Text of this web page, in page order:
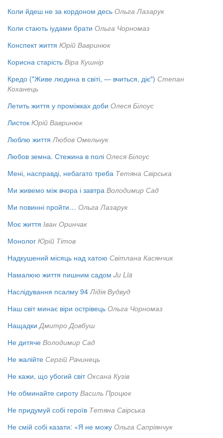
Коли йдеш не за кордоном десь Ольга Лазарук
Коли стають іудами брати Ольга Чорномаз
Конспект життя Юрій Вавринюк
Корисна старість Віра Кушнір
Кредо ("Живе людина в світі, — вчиться, діє") Степан
Коханець
Летить життя у проміжках доби Олеся Білоус
Листок Юрій Вавринюк
Люблю життя Любов Омельчук
Любов земна. Стежина в полі Олеся Білоус
Мені, насправді, небагато треба Тетяна Свірська
Ми живемо між вчора і завтра Володимир Сад
Ми повинні пройти… Ольга Лазарук
Моє життя Іван Оринчак
Монолог Юрій Тітов
Надкушений місяць над хатою Світлана Касянчик
Намалюю життя пишним садом Ju Lia
Наслідування псалму 94 Лідія Вудвуд
Наш світ минає віри острівець Ольга Чорномаз
Нащадки Дмитро Довбуш
Не дитяче Володимир Сад
Не жалійте Сергій Рачинець
Не кажи, що убогий світ Оксана Кузів
Не обминайте сироту Василь Процюк
Не придумуй собі героїв Тетяна Свірська
Не смій собі казати: «Я не можу Ольга Сапріянчук